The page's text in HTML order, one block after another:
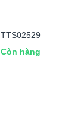
TTS02529
Còn hàng